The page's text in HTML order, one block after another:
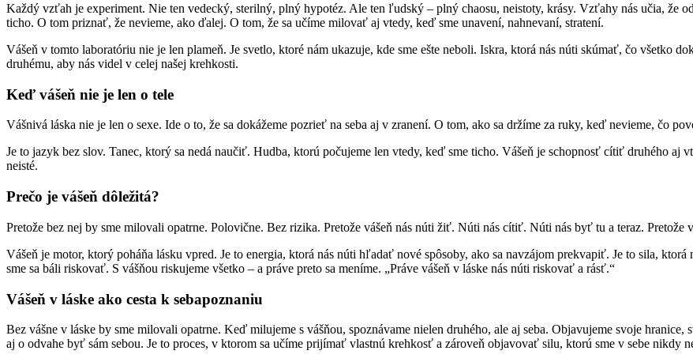
Každý vzťah je experiment. Nie ten vedecký, sterilný, plný hypotéz. Ale ten ľudský – plný chaosu, neistoty, krásy. Vzťahy nás učia, že
ticho. O tom priznať, že nevieme, ako ďalej. O tom, že sa učíme milovať aj vtedy, keď sme unavení, nahnevaní, stratení.
Vášeň v tomto laboratóriu nie je len plameň. Je svetlo, ktoré nám ukazuje, kde sme ešte neboli. Iskra, ktorá nás núti skúmať, čo všetko
druhému, aby nás videl v celej našej krehkosti.
Keď vášeň nie je len o tele
Vášnivá láska nie je len o sexe. Ide o to, že sa dokážeme pozrieť na seba aj v zranení. O tom, ako sa držíme za ruky, keď nevieme, čo
Je to jazyk bez slov. Tanec, ktorý sa nedá naučiť. Hudba, ktorú počujeme len vtedy, keď sme ticho. Vášeň je schopnosť cítiť druhého
neisté.
Prečo je vášeň dôležitá?
Pretože bez nej by sme milovali opatrne. Polovične. Bez rizika. Pretože vášeň nás núti žiť. Núti nás cítiť. Núti nás byť tu a teraz.
Vášeň je motor, ktorý poháňa lásku vpred. Je to energia, ktorá nás núti hľadať nové spôsoby, ako sa navzájom prekvapiť. Je to sila,
sme sa báli riskovať. S vášňou riskujeme všetko – a práve preto sa meníme. „Práve vášeň v láske nás núti riskovať a rásť.“
Vášeň v láske ako cesta k sebapoznaniu
Bez vášne v láske by sme milovali opatrne. Keď milujeme s vášňou, spoznávame nielen druhého, ale aj seba. Objavujeme svoje
aj o odvahe byť sám sebou. Je to proces, v ktorom sa učíme prijímať vlastnú krehkosť a zároveň objavovať silu, ktorú sme v sebe nikdy